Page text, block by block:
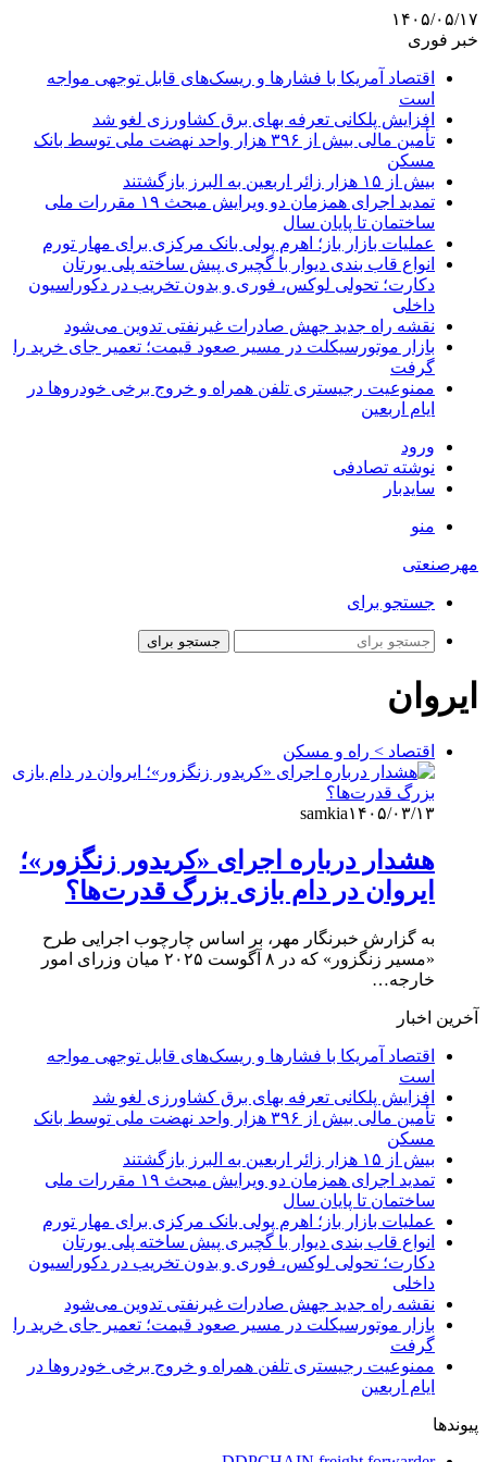
۱۴۰۵/۰۵/۱۷
خبر فوری
اقتصاد آمریکا با فشارها و ریسک‌های قابل توجهی مواجه
است
افزایش پلکانی تعرفه بهای برق کشاورزی لغو شد
تأمین مالی بیش از ۳۹۶ هزار واحد نهضت ملی توسط بانک
مسکن
بیش از ۱۵ هزار زائر اربعین به البرز بازگشتند
تمدید اجرای همزمان دو ویرایش مبحث ۱۹ مقررات ملی
ساختمان تا پایان سال
عملیات بازار باز؛ اهرم پولی بانک مرکزی برای مهار تورم
انواع قاب بندی دیوار با گچبری پیش ساخته پلی یورتان
دکارت؛ تحولی لوکس، فوری و بدون تخریب در دکوراسیون
داخلی
نقشه راه جدید جهش صادرات غیرنفتی تدوین می‌شود
بازار موتورسیکلت در مسیر صعود قیمت؛ تعمیر جای خرید را
گرفت
ممنوعیت رجیستری تلفن همراه و خروج برخی خودروها در
ایام اربعین
ورود
نوشته تصادفی
سایدبار
منو
مهرصنعتی
جستجو برای
جستجو برای
ایروان
اقتصاد > راه و مسکن
samkia۱۴۰۵/۰۳/۱۳
هشدار درباره اجرای «کریدور زنگزور»؛
ایروان در دام بازی بزرگ قدرت‌ها؟
به گزارش خبرنگار مهر، بر اساس چارچوب اجرایی طرح
«مسیر زنگزور» که در ۸ آگوست ۲۰۲۵ میان وزرای امور
خارجه…
آخرین اخبار
اقتصاد آمریکا با فشارها و ریسک‌های قابل توجهی مواجه
است
افزایش پلکانی تعرفه بهای برق کشاورزی لغو شد
تأمین مالی بیش از ۳۹۶ هزار واحد نهضت ملی توسط بانک
مسکن
بیش از ۱۵ هزار زائر اربعین به البرز بازگشتند
تمدید اجرای همزمان دو ویرایش مبحث ۱۹ مقررات ملی
ساختمان تا پایان سال
عملیات بازار باز؛ اهرم پولی بانک مرکزی برای مهار تورم
انواع قاب بندی دیوار با گچبری پیش ساخته پلی یورتان
دکارت؛ تحولی لوکس، فوری و بدون تخریب در دکوراسیون
داخلی
نقشه راه جدید جهش صادرات غیرنفتی تدوین می‌شود
بازار موتورسیکلت در مسیر صعود قیمت؛ تعمیر جای خرید را
گرفت
ممنوعیت رجیستری تلفن همراه و خروج برخی خودروها در
ایام اربعین
پیوندها